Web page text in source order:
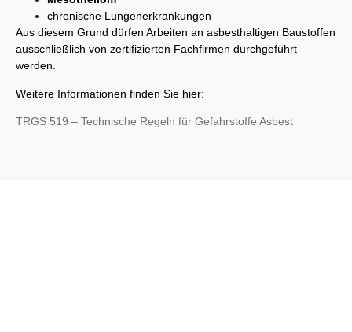
chronische Lungenerkrankungen
Aus diesem Grund dürfen Arbeiten an asbesthaltigen Baustoffen
ausschließlich von zertifizierten Fachfirmen durchgeführt
werden.
Weitere Informationen finden Sie hier:
TRGS 519 – Technische Regeln für Gefahrstoffe Asbest